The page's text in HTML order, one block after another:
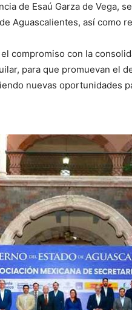
de Esaú Garza de Vega,
Aguascalientes, así como
compromiso con la
para que promuevan el
nuevas oportunidades